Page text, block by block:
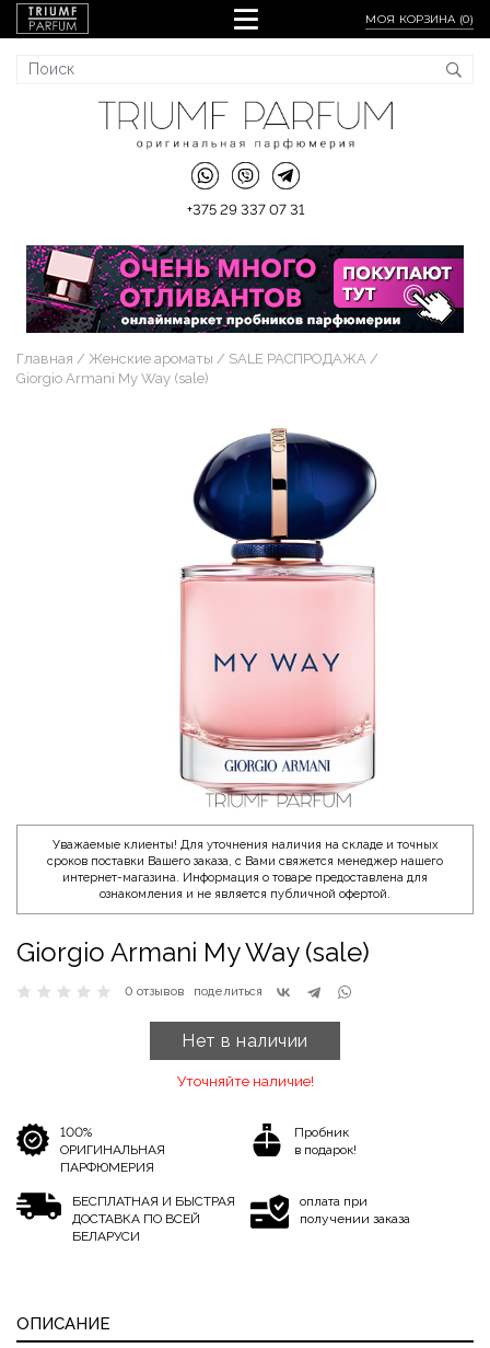
МОЯ КОРЗИНА (0)
+375 29 337 07 31
Главная Женские ароматы
SALE РАСПРОДАЖА
Giorgio Armani My Way (sale)
Уважаемые клиенты! Для уточнения наличия на складе и точных
сроков поставки Вашего заказа, с Вами свяжется менеджер нашего
интернет-магазина. Информация о товаре предоставлена для
ознакомления и не является публичной офертой.
Giorgio Armani My Way (sale)
0 отзывов поделиться
Нет в наличии
Уточняйте наличие!
100%
ОРИГИНАЛЬНАЯ
ПАРФЮМЕРИЯ
Пробник
в подарок!
БЕСПЛАТНАЯ И БЫСТРАЯ
ДОСТАВКА ПО ВСЕЙ
БЕЛАРУСИ
оплата при
получении заказа
ОПИСАНИЕ